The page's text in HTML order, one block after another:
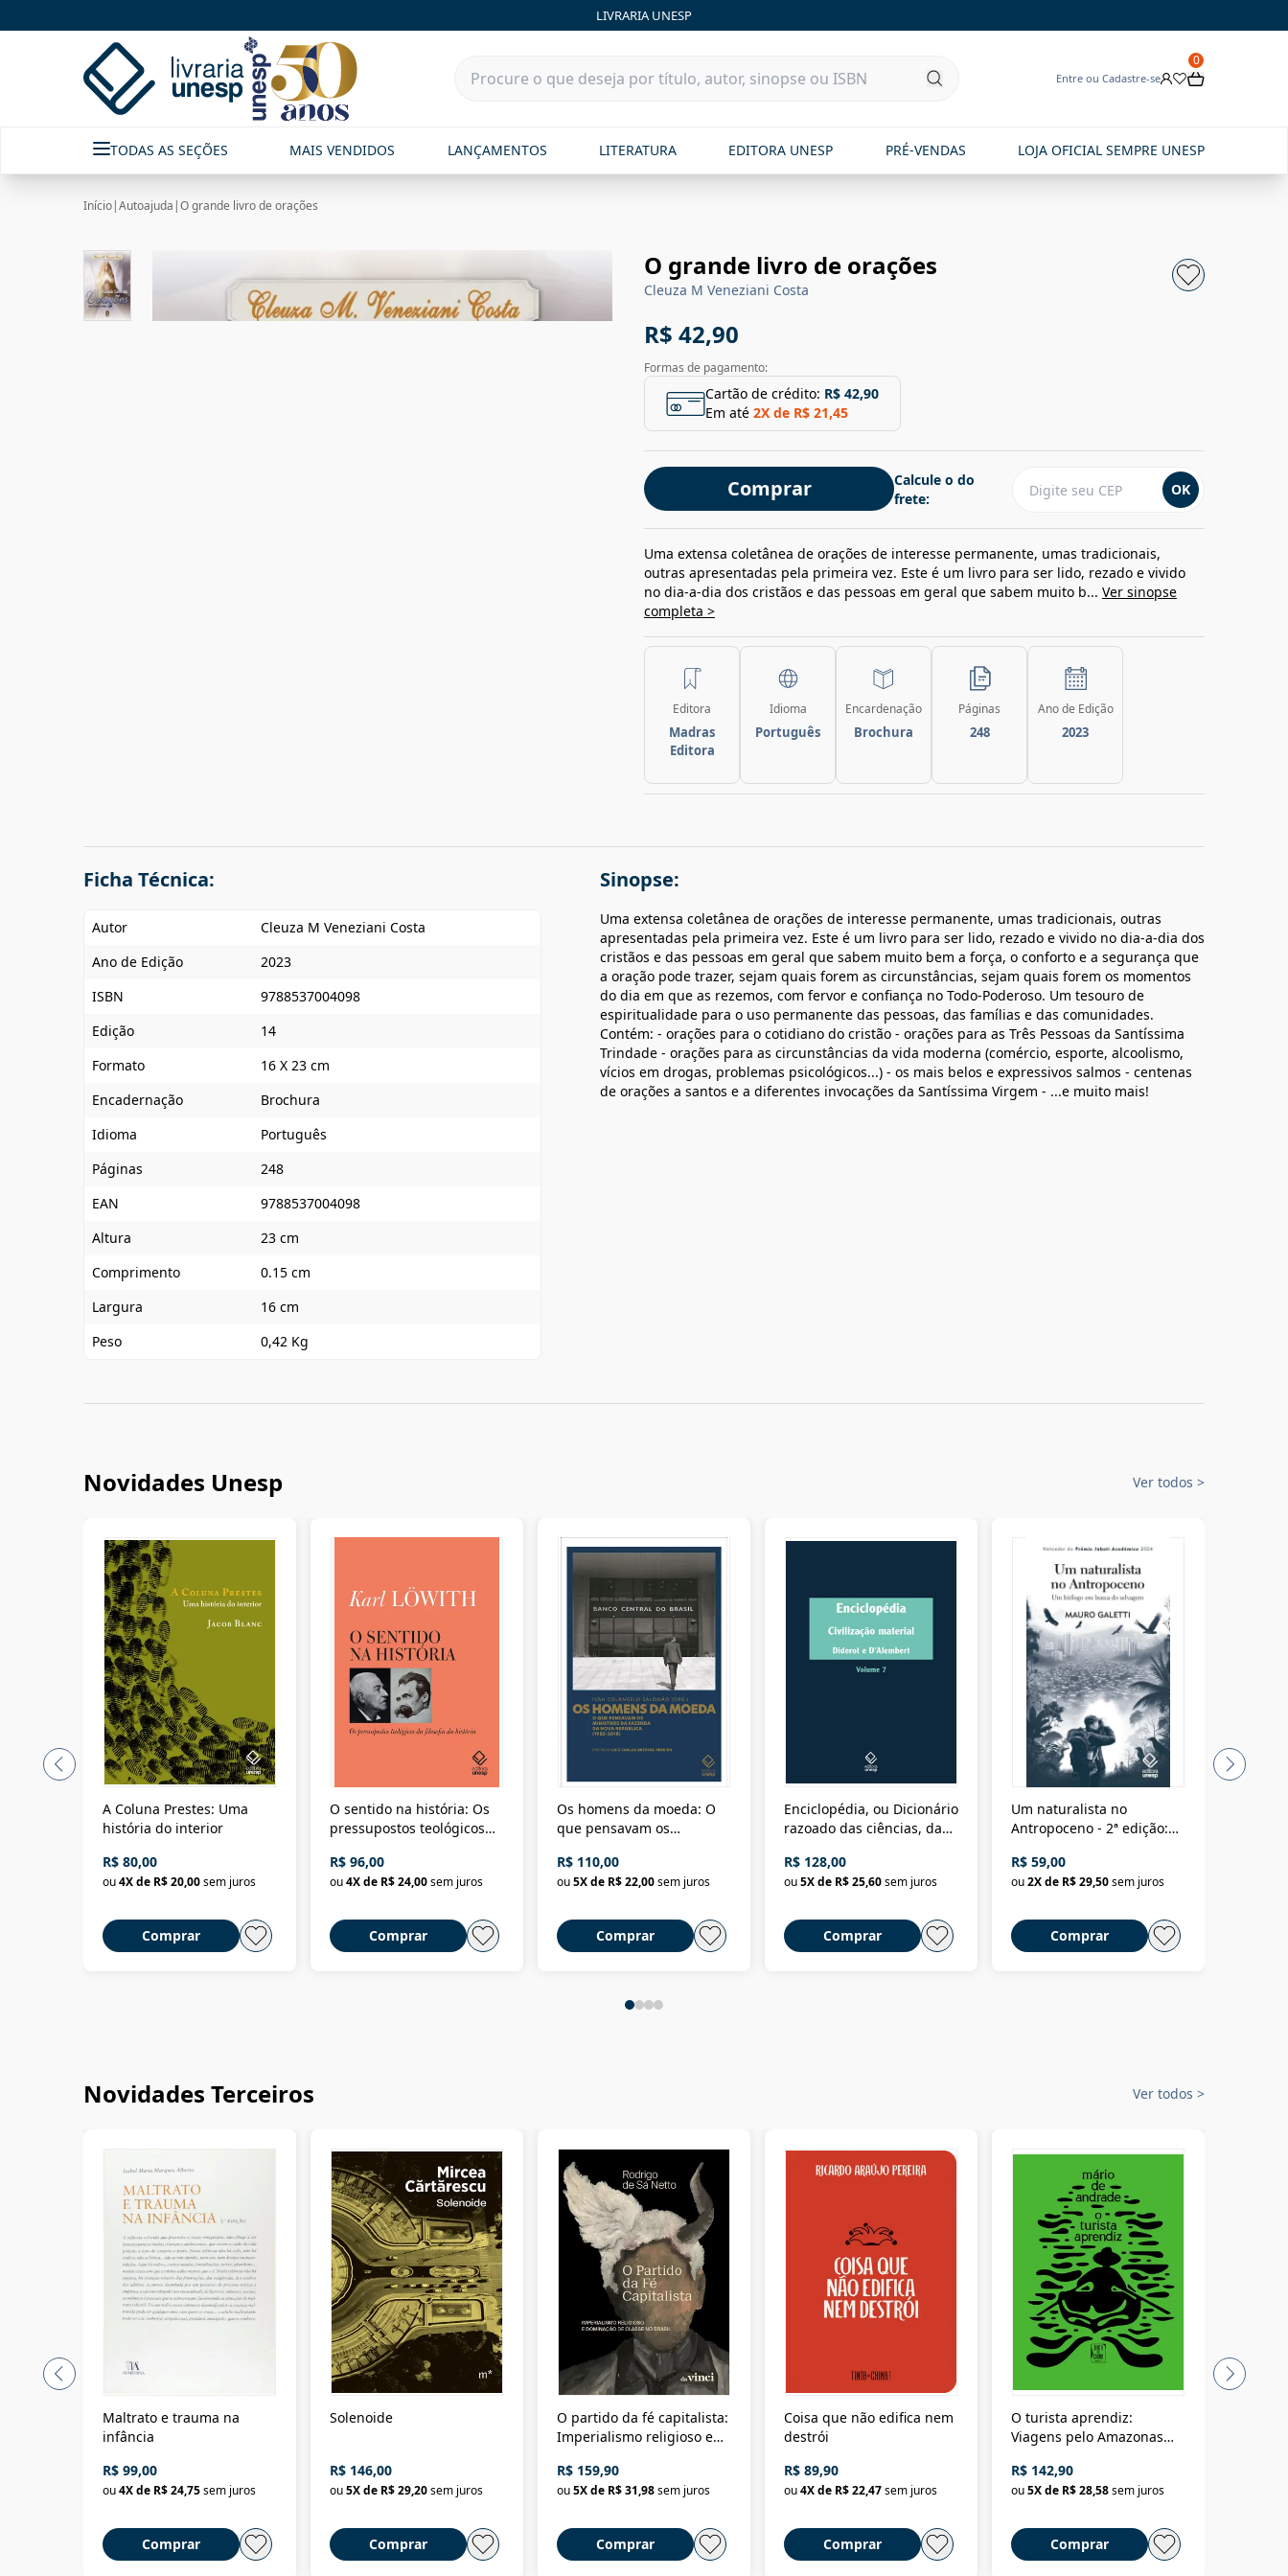
LIVRARIA UNESP
Entre ou Cadastre-se
0
TODAS AS SEÇÕES MAIS VENDIDOS LANÇAMENTOS LITERATURA EDITORA UNESP PRÉ-VENDAS LOJA OFICIAL SEMPRE UNESP
Início|Autoajuda |O grande livro de orações
O grande livro de orações
Cleuza M Veneziani Costa
R$ 42,90
Formas de pagamento:
Cartão de crédito: R$ 42,90
Em até 2X de R$ 21,45
Comprar
Calcule o do
frete:
OK
Uma extensa coletânea de orações de interesse permanente, umas tradicionais,
outras apresentadas pela primeira vez. Este é um livro para ser lido, rezado e vivido
no dia-a-dia dos cristãos e das pessoas em geral que sabem muito b... Ver sinopse
completa >
Editora
Madras
Editora
Idioma
Português
Encardenação
Brochura
Páginas
248
Ano de Edição
2023
Ficha Técnica:
Autor
Cleuza M Veneziani Costa
Ano de Edição
2023
ISBN
9788537004098
Edição
14
Formato
16 X 23 cm
Encadernação
Brochura
Idioma
Português
Páginas
248
EAN
9788537004098
Altura
23 cm
Comprimento
0.15 cm
Largura
16 cm
Peso
0,42 Kg
Sinopse:
Uma extensa coletânea de orações de interesse permanente, umas tradicionais, outras
apresentadas pela primeira vez. Este é um livro para ser lido, rezado e vivido no dia-a-dia dos
cristãos e das pessoas em geral que sabem muito bem a força, o conforto e a segurança que
a oração pode trazer, sejam quais forem as circunstâncias, sejam quais forem os momentos
do dia em que as rezemos, com fervor e confiança no Todo-Poderoso. Um tesouro de
espiritualidade para o uso permanente das pessoas, das famílias e das comunidades.
Contém: - orações para o cotidiano do cristão - orações para as Três Pessoas da Santíssima
Trindade - orações para as circunstâncias da vida moderna (comércio, esporte, alcoolismo,
vícios em drogas, problemas psicológicos...) - os mais belos e expressivos salmos - centenas
de orações a santos e a diferentes invocações da Santíssima Virgem - ...e muito mais!
Novidades Unesp Ver todos >
A Coluna Prestes: Uma
história do interior
R$ 80,00
ou4X de R$ 20,00sem juros
Comprar
O sentido na história: Os
pressupostos teológicos
R$ 96,00
ou4X de R$ 24,00sem juros
Comprar
Os homens da moeda: O
que pensavam os
Nova República (1985-
2018)
R$ 110,00
ou5X de R$ 22,00sem juros
Comprar
Enciclopédia, ou Dicionário
razoado das ciências, das
Civilização material
R$ 128,00
ou5X de R$ 25,60sem juros
Comprar
Um naturalista no
Antropoceno - 2ª edição:
selvagem
R$ 59,00
ou2X de R$ 29,50sem juros
Comprar
Novidades Terceiros Ver todos >
Maltrato e trauma na
infância
R$ 99,00
ou4X de R$ 24,75sem juros
Comprar
Solenoide
R$ 146,00
ou5X de R$ 29,20sem juros
Comprar
O partido da fé capitalista:
Imperialismo religioso e
Brasil
R$ 159,90
ou5X de R$ 31,98sem juros
Comprar
Coisa que não edifica nem
destrói
R$ 89,90
ou4X de R$ 22,47sem juros
Comprar
O turista aprendiz:
Viagens pelo Amazonas
até a Bolívia e por Marajó
até dizer chega
R$ 142,90
ou5X de R$ 28,58sem juros
Comprar